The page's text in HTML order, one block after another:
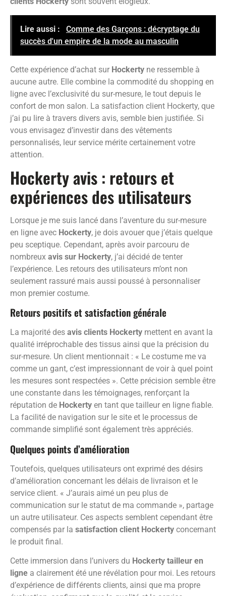
Lire aussi :
Comme des Garçons : décryptage du
succès d'un empire de la mode au masculin
Cette expérience d’achat sur Hockerty ne ressemble à
aucune autre. Elle combine la commodité du shopping en
ligne avec l’exclusivité du sur-mesure, le tout depuis le
confort de mon salon. La satisfaction client Hockerty, que
j’ai pu lire à travers divers avis, semble bien justifiée. Si
vous envisagez d’investir dans des vêtements
personnalisés, leur service mérite certainement votre
attention.
Hockerty avis : retours et
expériences des utilisateurs
Lorsque je me suis lancé dans l’aventure du sur-mesure
en ligne avec Hockerty, je dois avouer que j’étais quelque
peu sceptique. Cependant, après avoir parcouru de
nombreux avis sur Hockerty, j’ai décidé de tenter
l’expérience. Les retours des utilisateurs m’ont non
seulement rassuré mais aussi poussé à personnaliser
mon premier costume.
Retours positifs et satisfaction générale
La majorité des avis clients Hockerty mettent en avant la
qualité irréprochable des tissus ainsi que la précision du
sur-mesure. Un client mentionnait : « Le costume me va
comme un gant, c’est impressionnant de voir à quel point
les mesures sont respectées ». Cette précision semble être
une constante dans les témoignages, renforçant la
réputation de Hockerty en tant que tailleur en ligne fiable.
La facilité de navigation sur le site et le processus de
commande simplifié sont également très appréciés.
Quelques points d’amélioration
Toutefois, quelques utilisateurs ont exprimé des désirs
d’amélioration concernant les délais de livraison et le
service client. « J’aurais aimé un peu plus de
communication sur le statut de ma commande », partage
un autre utilisateur. Ces aspects semblent cependant être
compensés par la satisfaction client Hockerty concernant
le produit final.
Cette immersion dans l’univers du Hockerty tailleur en
ligne a clairement été une révélation pour moi. Les retours
d’expérience de différents clients, ainsi que ma propre